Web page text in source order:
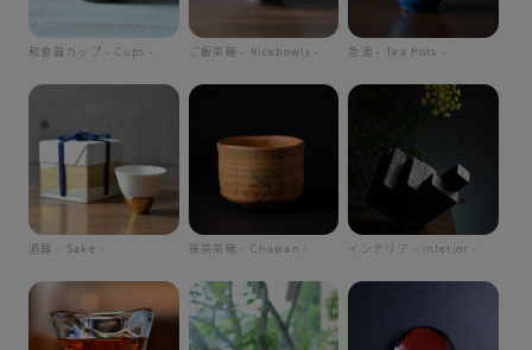
和食器カップ - Cups - ご飯茶碗 - Ricebowls - 急須 - Tea Pots -
酒器 - Sake - 抹茶茶碗 - Chawan - インテリア - interior -